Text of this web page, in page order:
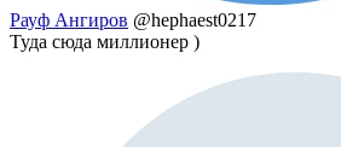
Рауф Ангиров @hephaest0217
Туда сюда миллионер )